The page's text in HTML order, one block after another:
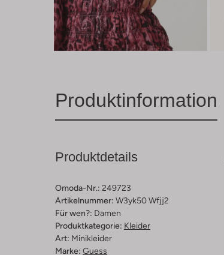
Produktinformation
Produktdetails
Omoda-Nr.: 249723
Artikelnummer: W3yk50 Wfjj2
Für wen?: Damen
Produktkategorie: Kleider
Art: Minikleider
Marke: Guess